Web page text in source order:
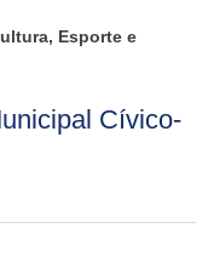
Esporte e
Cívico-